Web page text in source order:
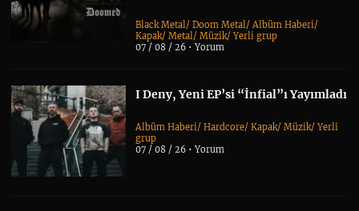
Black Metal /Doom Metal /Albüm Haberi/
Kapak/Metal /Müzik/Yerli grup
07 / 08 / 26 •Yorum
I Deny, Yeni EP’si “İnfial”ı Yayımladı
Albüm Haberi/Hardcore/Kapak/Müzik/Yerli
grup
07 / 08 / 26 •Yorum